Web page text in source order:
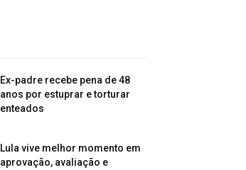
Ex-padre recebe pena de 48
anos por estuprar e torturar
enteados
Lula vive melhor momento em
aprovação, avaliação e